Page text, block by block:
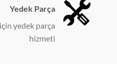
Yedek Parça
yedek parça
hizmeti